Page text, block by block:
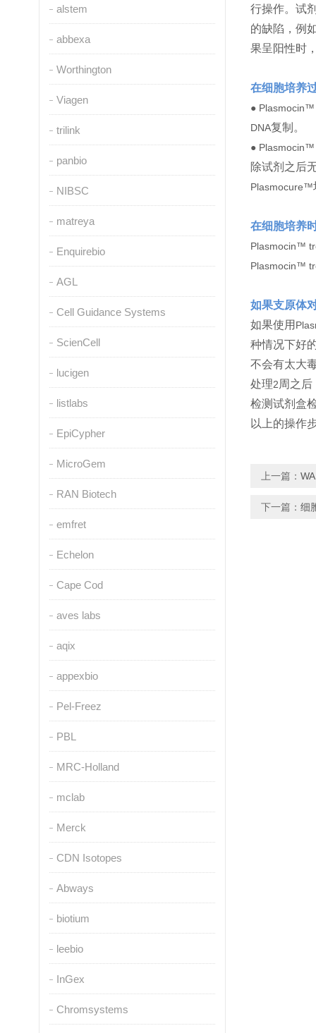
alstem
abbexa
Worthington
Viagen
trilink
panbio
NIBSC
matreya
Enquirebio
AGL
Cell Guidance Systems
ScienCell
lucigen
listlabs
EpiCypher
MicroGem
RAN Biotech
emfret
Echelon
Cape Cod
aves labs
aqix
appexbio
Pel-Freez
PBL
MRC-Holland
mclab
Merck
CDN Isotopes
Abways
biotium
leebio
InGex
Chromsystems
行操作。试
的缺陷，例
果呈阳性时
在细胞培养
●
DNA复制。
●
除试剂之后
Plasmocure™
在细胞培养
Plasmocin™
Plasmocin™
如果支原体
如果使用
种情况下好
不会有太大
处理2周之
检测试剂盒
以上的操作
上一篇：
下一篇： 细